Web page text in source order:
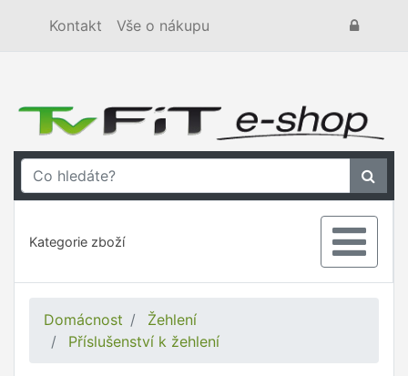
Kontakt Vše o nákupu
Kategorie zboží
Domácnost
Žehlení
Příslušenství k žehlení